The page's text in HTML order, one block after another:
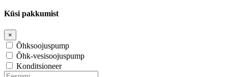
Küsi pakkumist
×
Õhksoojuspump
Õhk-vesisoojuspump
Konditsioneer